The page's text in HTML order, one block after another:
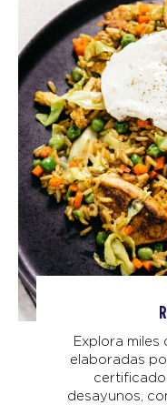
Explora miles
elaboradas
desayunos,